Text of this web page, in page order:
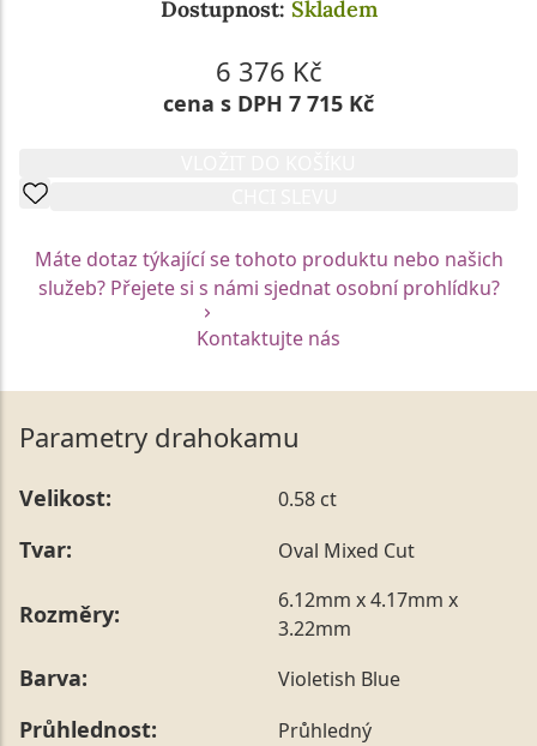
Dostupnost: Skladem
6 376 Kč
cena s DPH 7 715 Kč
Máte dotaz týkající se tohoto produktu nebo našich
služeb? Přejete si s námi sjednat osobní prohlídku?
Kontaktujte nás
Parametry drahokamu
Velikost: 0.58 ct
Tvar: Oval Mixed Cut
Rozměry:
6.12mm x 4.17mm x
3.22mm
Barva: Violetish Blue
Průhlednost: Průhledný